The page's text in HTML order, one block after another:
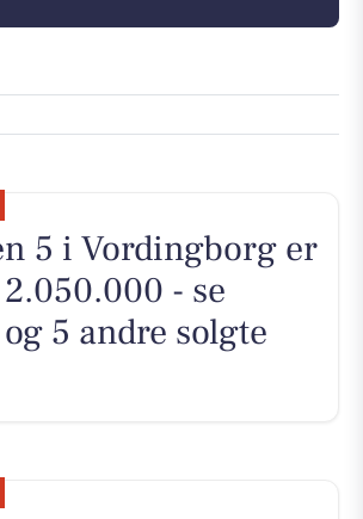
5 i Vordingborg er
- se
5 andre solgte